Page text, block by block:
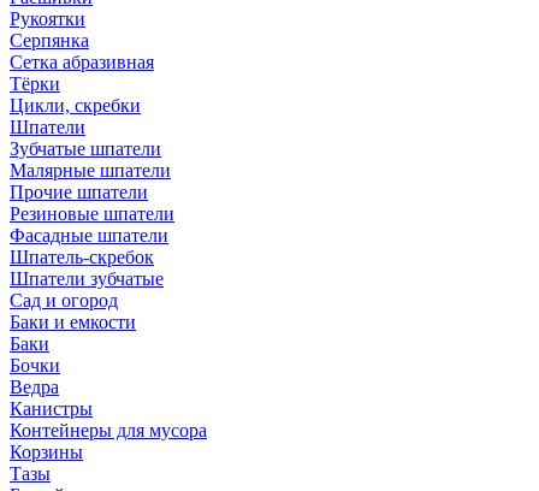
Рукоятки
Серпянка
Сетка абразивная
Тёрки
Цикли, скребки
Шпатели
Зубчатые шпатели
Малярные шпатели
Прочие шпатели
Резиновые шпатели
Фасадные шпатели
Шпатель-скребок
Шпатели зубчатые
Сад и огород
Баки и емкости
Баки
Бочки
Ведра
Канистры
Контейнеры для мусора
Корзины
Тазы